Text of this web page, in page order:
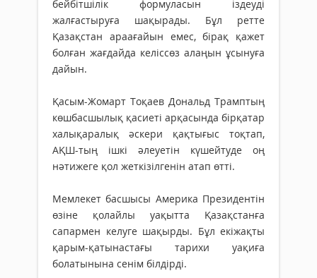
бейбітшілік формуласын іздеуді
жалғастыруға шақырады. Бұл ретте
Қазақстан араағайын емес, бірақ қажет
болған жағдайда келіссөз алаңын ұсынуға
дайын.
Қасым-Жомарт Тоқаев Дональд Трамптың
көшбасшылық қасиеті арқасында бірқатар
халықаралық әскери қақтығыс тоқтап,
АҚШ-тың ішкі әлеуетін күшейтуде оң
нәтижеге қол жеткізілгенін атап өтті.
Мемлекет басшысы Америка Президентін
өзіне қолайлы уақытта Қазақстанға
сапармен келуге шақырды. Бұл екіжақты
қарым-қатынастағы тарихи уақиға
болатынына сенім білдірді.